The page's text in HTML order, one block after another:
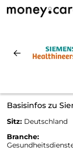
Basisinfos zu
Sitz: Deutschland
Branche: